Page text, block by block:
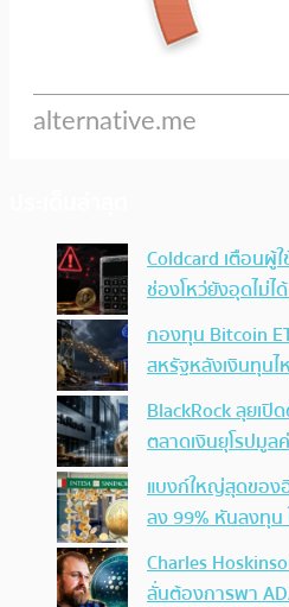
Coldcard เตือนผู้
ช่องโหว่ยังอุดไม่ไ
กองทุน Bitcoin
สหรัฐหลังเงินทุน
BlackRock ลุยเ
ตลาดเงินยุโรปมู
แบงก์ใหญ่สุดของ
ลง 99% หันลงทุน
Charles
ลั่นต้องการพา